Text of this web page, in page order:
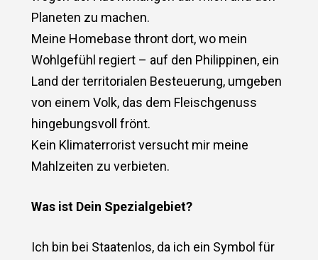
Planeten zu machen.
Meine Homebase thront dort, wo mein
Wohlgefühl regiert – auf den Philippinen, ein
Land der territorialen Besteuerung, umgeben
von einem Volk, das dem Fleischgenuss
hingebungsvoll frönt.
Kein Klimaterrorist versucht mir meine
Mahlzeiten zu verbieten.
Was ist Dein Spezialgebiet?
Ich bin bei Staatenlos, da ich ein Symbol für